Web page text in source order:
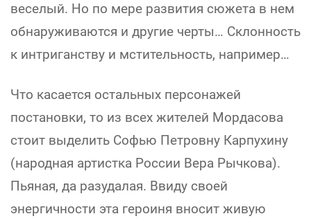
веселый. Но по мере развития сюжета в нем
обнаруживаются и другие черты… Склонность
к интриганству и мстительность, например…
Что касается остальных персонажей
постановки, то из всех жителей Мордасова
стоит выделить Софью Петровну Карпухину
(народная артистка России Вера Рычкова).
Пьяная, да разудалая. Ввиду своей
энергичности эта героиня вносит живую